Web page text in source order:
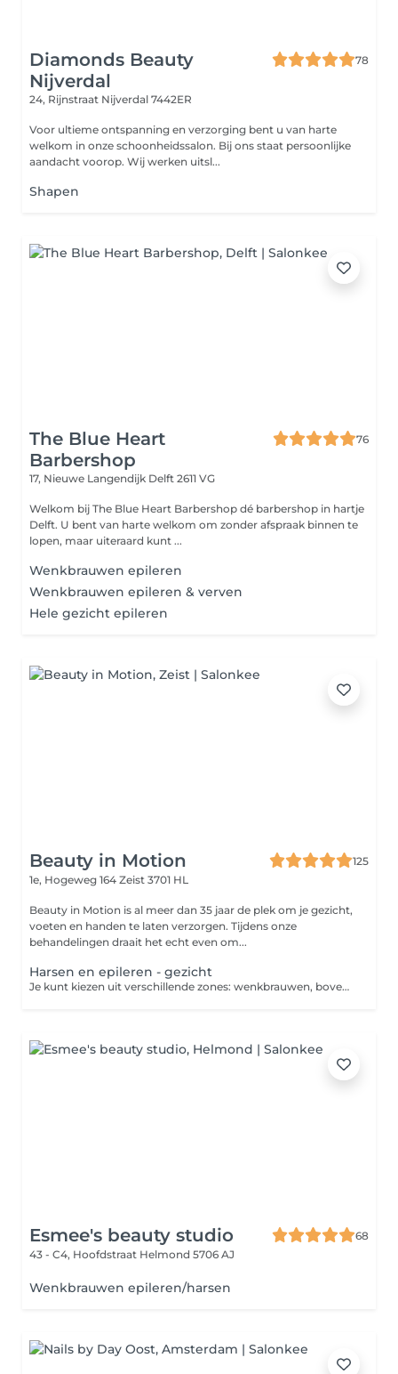
Diamonds Beauty
Nijverdal
78
24, Rijnstraat Nijverdal 7442ER
Voor ultieme ontspanning en verzorging bent u van harte
welkom in onze schoonheidssalon. Bij ons staat persoonlijke
aandacht voorop. Wij werken uitsl...
Shapen
The Blue Heart
Barbershop
76
17, Nieuwe Langendijk Delft 2611 VG
Welkom bij The Blue Heart Barbershop dé barbershop in hartje
Delft. U bent van harte welkom om zonder afspraak binnen te
lopen, maar uiteraard kunt ...
Wenkbrauwen epileren
Wenkbrauwen epileren & verven
Hele gezicht epileren
Beauty in Motion
125
1e, Hogeweg 164 Zeist 3701 HL
Beauty in Motion is al meer dan 35 jaar de plek om je gezicht,
voeten en handen te laten verzorgen. Tijdens onze
behandelingen draait het echt even om...
Harsen en epileren - gezicht
Je kunt kiezen uit verschillende zones: wenkbrauwen, bovenlip, kin en kaaklijn. Vermeld in opmerkingen om welke zone of zonder het gaat
Esmee's beauty studio
68
43 - C4, Hoofdstraat Helmond 5706 AJ
Wenkbrauwen epileren/harsen